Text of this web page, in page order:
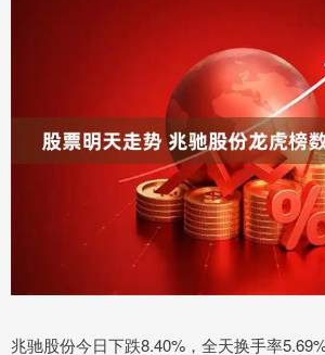
兆驰股份今日下跌8.40%，全天换手率